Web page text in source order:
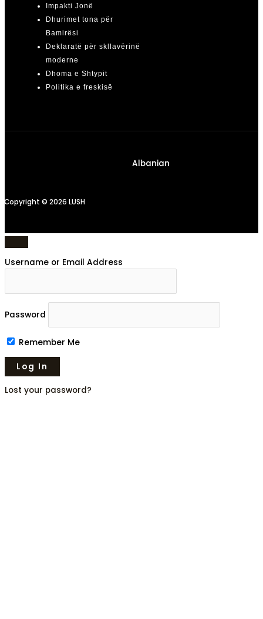
Impakti Jonë
Dhurimet tona për
Bamirësi
Deklaratë për skllavërinë
moderne
Dhoma e Shtypit
Politika e freskisë
Albanian
Copyright © 2026 LUSH
Username or Email Address
Password
Remember Me
Lost your password?